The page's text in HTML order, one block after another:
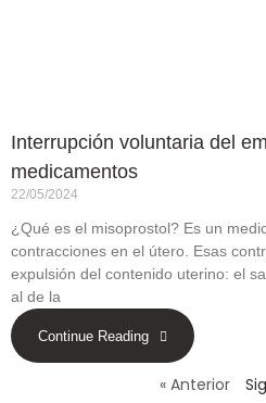
Interrupción voluntaria del
medicamentos
22/05/2024
¿Qué es el misoprostol? Es un
contracciones en el útero. Esas
expulsión del contenido uterino: el
al de la
Continue Reading
« Anterior